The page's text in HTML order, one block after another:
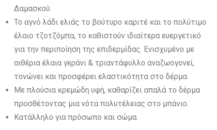
Δαμασκού.
Το αγνό λάδι ελιάς το βούτυρο καριτέ και το πολύτιμο
έλαιο τζοτζόμπα, το καθιστούν ιδιαίτερα ευεργετικό
για την περιποίηση της επιδερμίδας. Ενισχυμένο με
αιθέρια έλαια γεράνι & τριαντάφυλλο αναζωογονεί,
τονώνει και προσφέρει ελαστικότητα στο δέρμα.
Με πλούσια κρεμώδη υφή, καθαρίζει απαλά το δέρμα
προσθέτοντας μια νότα πολυτέλειας στο μπάνιο.
Κατάλληλο για πρόσωπο και σώμα.